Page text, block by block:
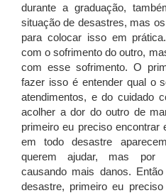
durante a graduação,
situação de desastres, mas
para colocar isso em
com o sofrimento do outro,
com esse sofrimento. O
fazer isso é entender qual o
atendimentos, e do cuidado
acolher a dor do outro de
primeiro eu preciso encontrar
em todo desastre
querem ajudar, mas por
causando mais danos.
desastre, primeiro eu